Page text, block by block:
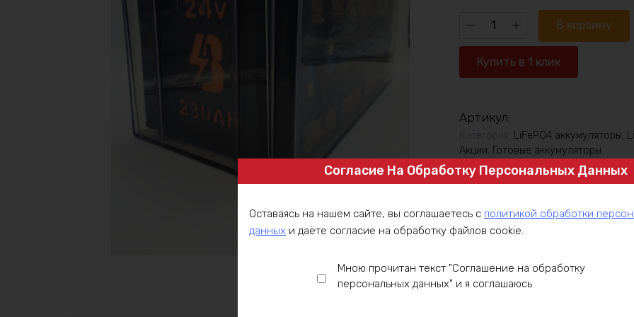
Количество
Lifepo4
В корзину
Купить в 1 клик
Артикул:
LiFePO4 аккумуляторы
Акции Готовые аккумуляторы
Согласие На Обработку Персональных Данных
Оставаясь на нашем сайте, вы соглашаетесь с политикой обработки
данных и даёте согласие на обработку файлов cookie.
Мною прочитан текст "Соглашение на обработку
персональных данных" и я соглашаюсь